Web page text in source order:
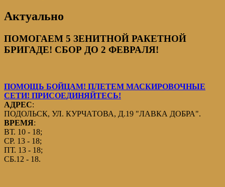
Актуально
ПОМОГАЕМ 5 ЗЕНИТНОЙ РАКЕТНОЙ
БРИГАДЕ! СБОР ДО 2 ФЕВРАЛЯ!
ПОМОЩЬ БОЙЦАМ! ПЛЕТЕМ МАСКИРОВОЧНЫЕ
СЕТИ! ПРИСОЕДИНЯЙТЕСЬ!
АДРЕС:
ПОДОЛЬСК, УЛ. КУРЧАТОВА, Д.19 "ЛАВКА ДОБРА".
ВРЕМЯ:
ВТ. 10 - 18;
СР. 13 - 18;
ПТ. 13 - 18;
СБ.12 - 18.